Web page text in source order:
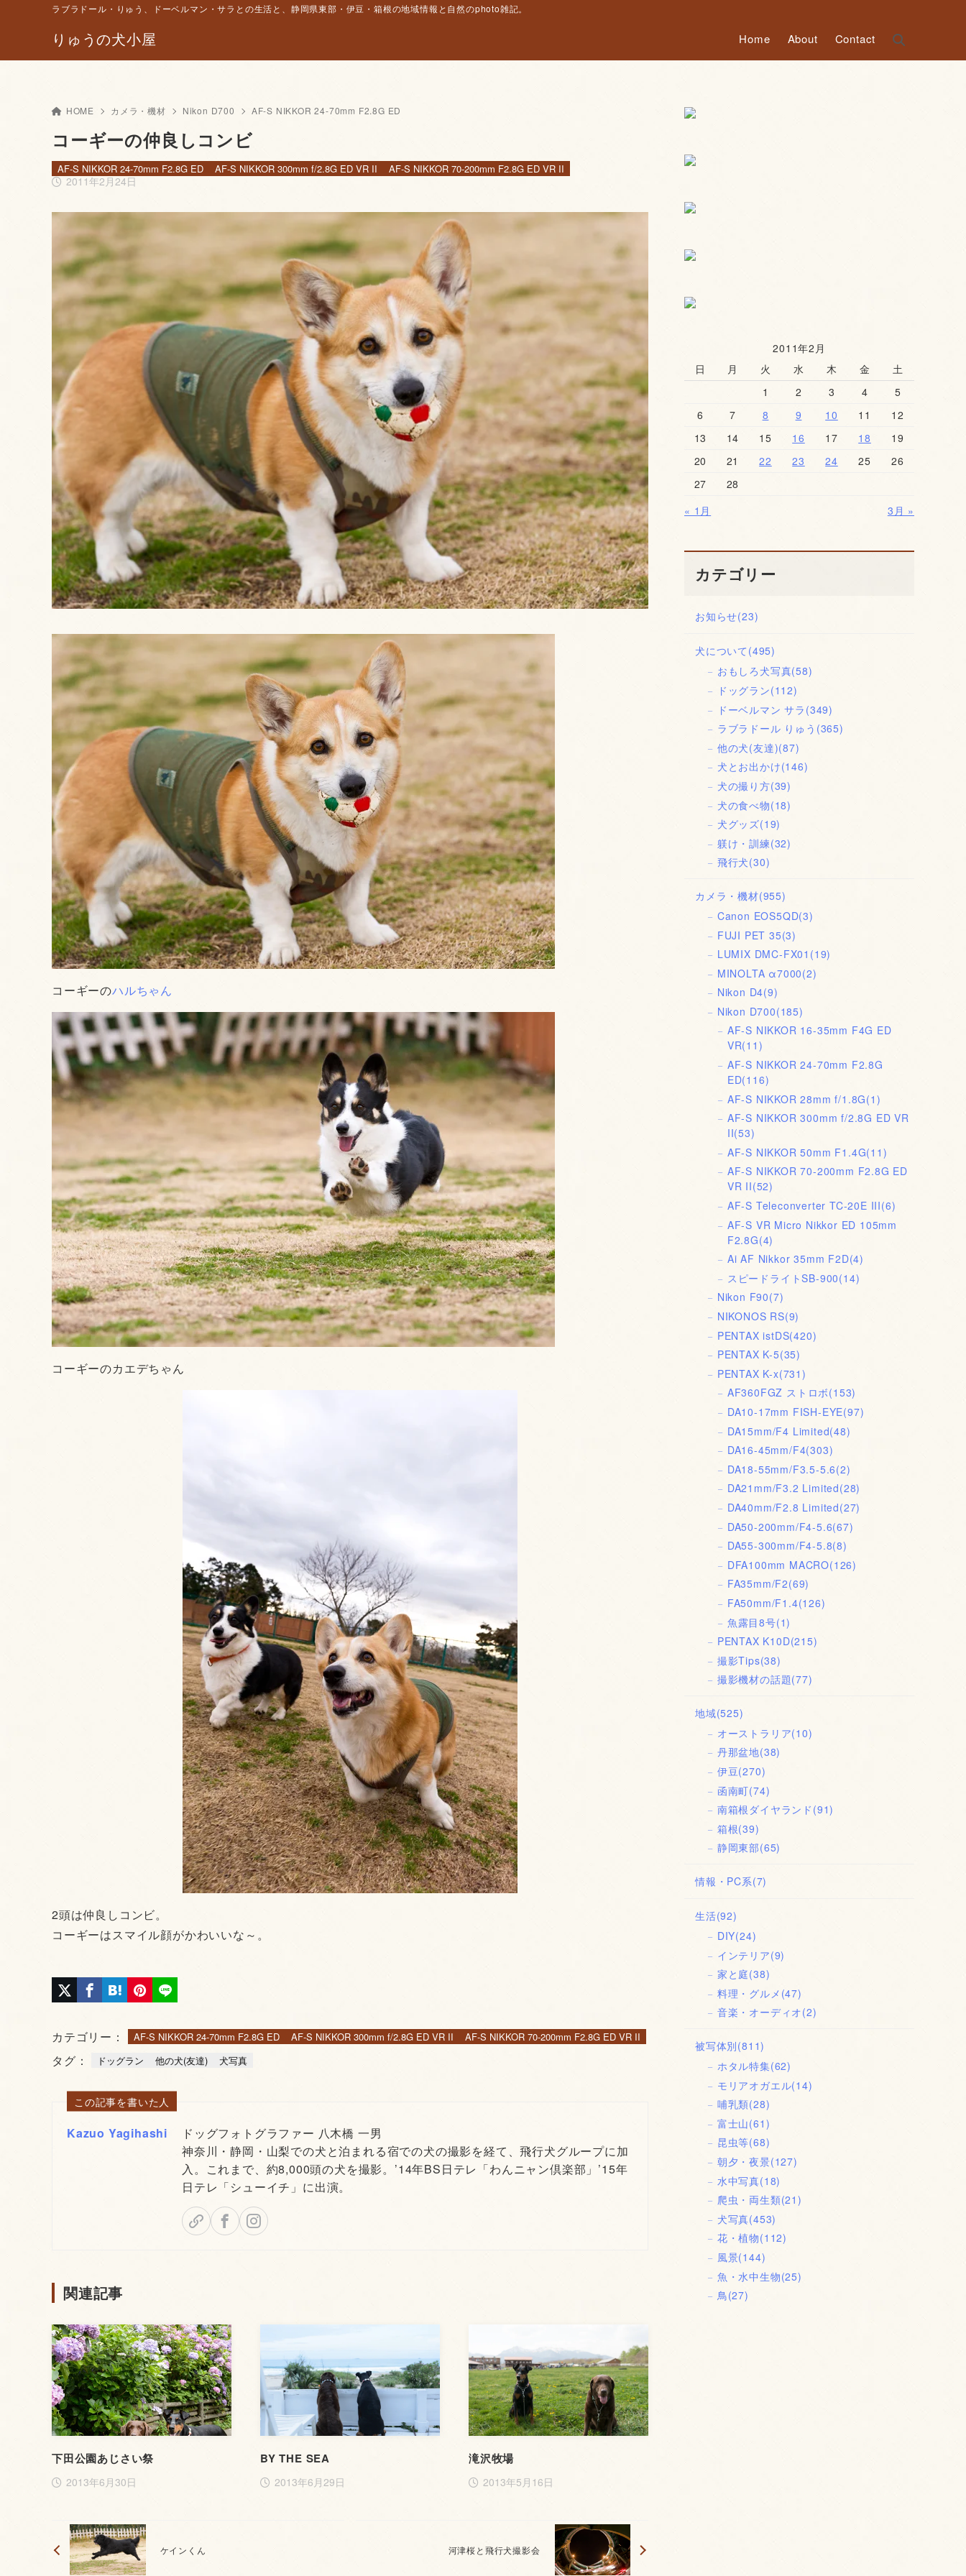
りゅうの犬小屋
ラブラドール・りゅう、ドーベルマン・サラとの生活と、静岡県東部・伊豆・箱根の地域情報と自然のphoto雑記。
Home About Contact
HOME カメラ・機材 Nikon D700 AF-S NIKKOR 24-70mm F2.8G ED
コーギーの仲良しコンビ
2011年2月24日
AF-S NIKKOR 24-70mm F2.8G ED AF-S NIKKOR 300mm f/2.8G ED VR II AF-S NIKKOR 70-200mm F2.8G ED VR II
コーギーのハルちゃん
コーギーのカエデちゃん
2頭は仲良しコンビ。
コーギーはスマイル顔がかわいいな～。
カテゴリー： AF-S NIKKOR 24-70mm F2.8G ED AF-S NIKKOR 300mm f/2.8G ED VR II AF-S NIKKOR 70-200mm F2.8G ED VR II
タグ： ドッグラン 他の犬(友達) 犬写真
この記事を書いた人
Kazuo Yagihashi
ドッグフォトグラファー 八木橋 一男
神奈川・静岡・山梨での犬と泊まれる宿での犬の撮影を経て、飛行犬グループに加
入。これまで、約8,000頭の犬を撮影。’14年BS日テレ「わんニャン倶楽部」’15年
日テレ「シューイチ」に出演。
関連記事
下田公園あじさい祭
2013年6月30日
BY THE SEA
2013年6月29日
滝沢牧場
2013年5月16日
ケインくん 河津桜と飛行犬撮影会
2011年2月
日
月 火 水 木 金
土
1
2 3 4
5
6
7 8 9 10 11
12
13
14 15 16 17 18
19
20
21 22 23 24 25
26
27
28
« 1月
3月 »
カテゴリー
お知らせ(23)
犬について (495)
おもしろ犬写真(58)
ドッグラン(112)
ドーベルマン サラ (349)
ラブラドール りゅう (365)
他の犬(友達)(87)
犬とお出かけ(146)
犬の撮り方(39)
犬の食べ物(18)
犬グッズ(19)
躾け・訓練(32)
飛行犬(30)
カメラ・機材(955)
Canon EOS5QD(3)
FUJI PET 35(3)
LUMIX DMC-FX01 (19)
MINOLTA α7000(2)
Nikon D4(9)
Nikon D700(185)
AF-S NIKKOR 16-35mm F4G ED
VR(11)
AF-S NIKKOR 24-70mm F2.8G
ED(116)
AF-S NIKKOR 28mm f/1.8G(1)
AF-S NIKKOR 300mm f/2.8G ED VR
II(53)
AF-S NIKKOR 50mm F1.4G(11)
AF-S NIKKOR 70-200mm F2.8G ED
VR II(52)
AF-S Teleconverter TC-20E III(6)
AF-S VR Micro Nikkor ED 105mm
F2.8G(4)
Ai AF Nikkor 35mm F2D(4)
スピードライトSB-900(14)
Nikon F90(7)
NIKONOS RS(9)
PENTAX istDS(420)
PENTAX K-5(35)
PENTAX K-x(731)
AF360FGZ ストロボ(153)
DA10-17mm FISH-EYE(97)
DA15mm/F4 Limited(48)
DA16-45mm/F4(303)
DA18-55mm/F3.5-5.6(2)
DA21mm/F3.2 Limited(28)
DA40mm/F2.8 Limited(27)
DA50-200mm/F4-5.6(67)
DA55-300mm/F4-5.8(8)
DFA100mm MACRO(126)
FA35mm/F2(69)
FA50mm/F1.4(126)
魚露目8号(1)
PENTAX K10D(215)
撮影Tips(38)
撮影機材の話題(77)
地域(525)
オーストラリア(10)
丹那盆地(38)
伊豆(270)
函南町(74)
南箱根ダイヤランド (91)
箱根(39)
静岡東部(65)
情報・PC系(7)
生活(92)
DIY(24)
インテリア(9)
家と庭(38)
料理・グルメ (47)
音楽・オーディオ(2)
被写体別(811)
ホタル特集(62)
モリアオガエル(14)
哺乳類(28)
富士山(61)
昆虫等(68)
朝夕・夜景(127)
水中写真(18)
爬虫・両生類(21)
犬写真(453)
花・植物(112)
風景(144)
魚・水中生物(25)
鳥(27)